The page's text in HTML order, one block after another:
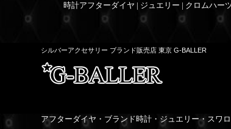
時計アフターダイヤ | ジュエリー | クロムハー
シルバーアクセサリー ブランド販売店 東京 G-BALLER
アフターダイヤ・ブランド時計・ジュエリー・スワ